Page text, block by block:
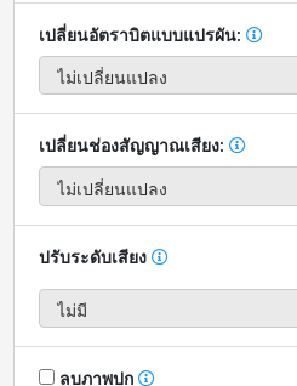
เปลี่ยนอัตราบิตแบบแปรผัน:
เปลี่ยนช่องสัญญาณเสียง:
ปรับระดับเสียง
ลบภาพปก